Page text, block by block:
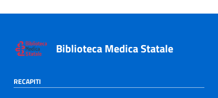
Biblioteca Medica Statale
RECAPITI